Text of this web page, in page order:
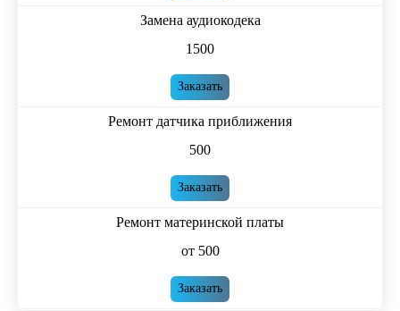
Замена аудиокодека
1500
Заказать
Ремонт датчика приближения
500
Заказать
Ремонт материнской платы
от 500
Заказать